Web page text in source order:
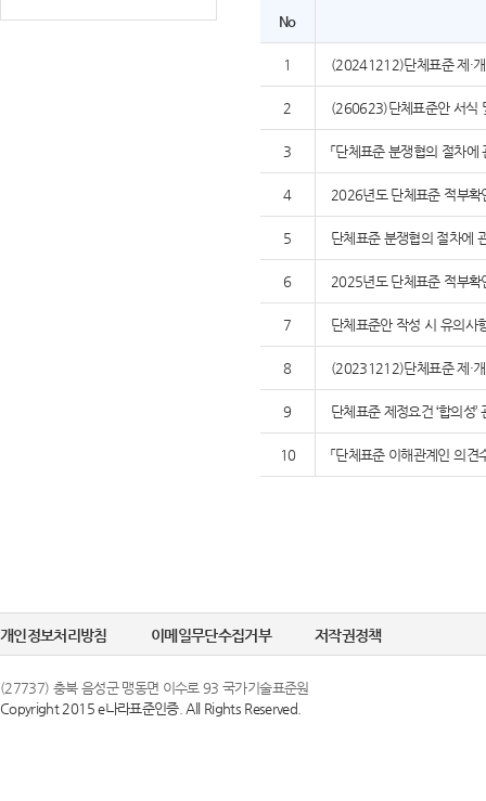
No
1 (20241212)단체표준 제·
2 (260623)단체표준안 서식
3 「단체표준 분쟁협의 절차에
4 2026년도 단체표준 적부확
5 단체표준 분쟁협의 절차에
6 2025년도 단체표준 적부확
7 단체표준안 작성 시 유의사
8 (20231212)단체표준 제·
9 단체표준 제정요건 ‘합의성
10 「단체표준 이해관계인 의
개인정보처리방침 이메일무단수집거부 저작권정책
(27737) 충북 음성군 맹동면 이수로 93 국가기술표준원
Copyright 2015 e나라표준인증. All Rights Reserved.